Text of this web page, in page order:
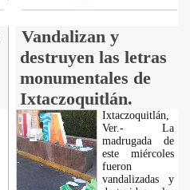
Vandalizan y
destruyen las letras
monumentales de
Ixtaczoquitlán.
Ixtaczoquitlán,
Ver.- La
madrugada de
este miércoles
fueron
vandalizadas y